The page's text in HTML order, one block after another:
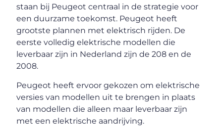
staan bij Peugeot centraal in de strategie voor
een duurzame toekomst. Peugeot heeft
grootste plannen met elektrisch rijden. De
eerste volledig elektrische modellen die
leverbaar zijn in Nederland zijn de 208 en de
2008.
Peugeot heeft ervoor gekozen om elektrische
versies van modellen uit te brengen in plaats
van modellen die alleen maar leverbaar zijn
met een elektrische aandrijving.